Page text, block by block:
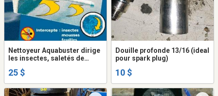
Nettoyeur Aquabuster dirige
les insectes, saletés de
25 $
Douille profonde 13/16 (ideal
pour spark plug)
10 $